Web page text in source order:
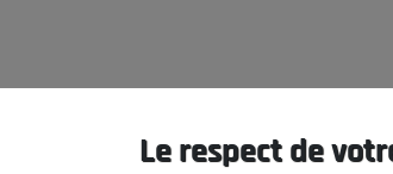
18/10/2019
Le respect de